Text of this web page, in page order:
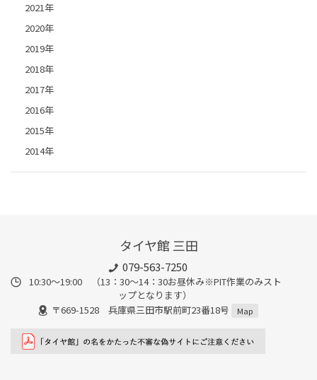
2021年
2020年
2019年
2018年
2017年
2016年
2015年
2014年
タイヤ館 三田
079-563-7250
10:30～19:00 （13：30～14：30お昼休み※PIT作業のみスト
ップとなります）
〒669-1528 兵庫県三田市駅前町23番18号
Map